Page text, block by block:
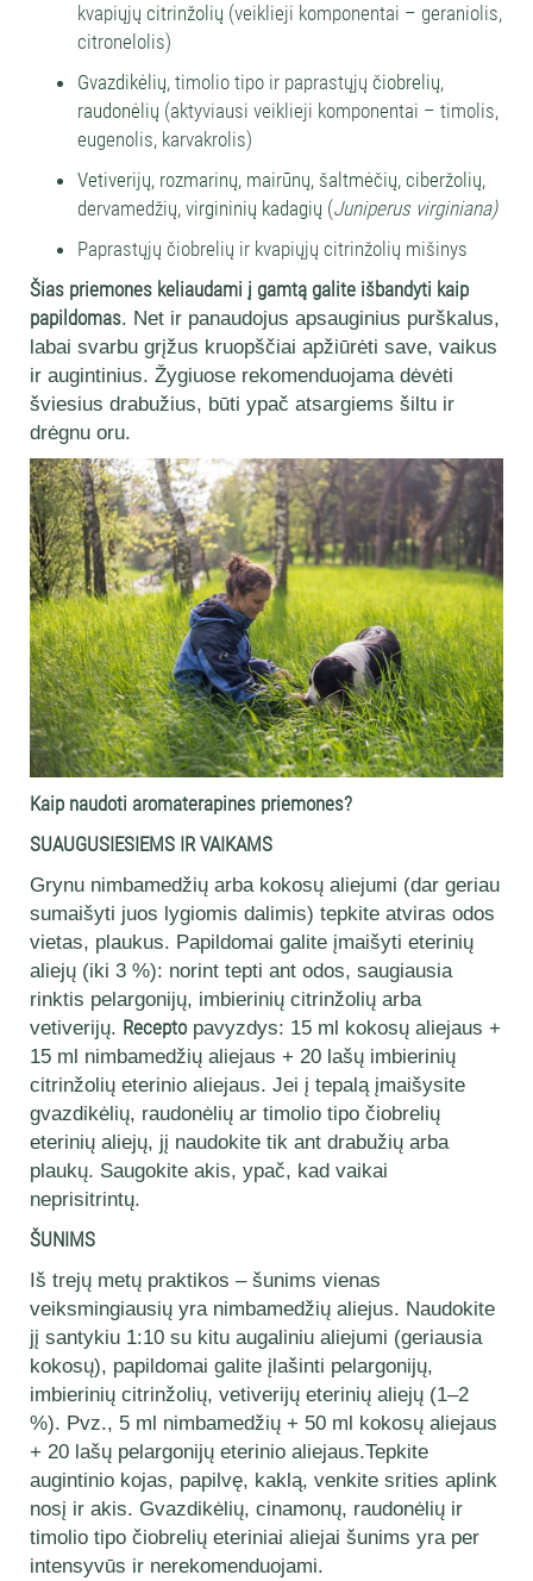
kvapiųjų citrinžolių (veiklieji komponentai – geraniolis,
citronelolis)
Gvazdikėlių, timolio tipo ir paprastųjų čiobrelių,
raudonėlių (aktyviausi veiklieji komponentai – timolis,
eugenolis, karvakrolis)
Vetiverijų, rozmarinų, mairūnų, šaltmėčių, ciberžolių,
dervamedžių, virgininių kadagių (Juniperus virginiana)
Paprastųjų čiobrelių ir kvapiųjų citrinžolių mišinys
Šias priemones keliaudami į gamtą galite išbandyti kaip
papildomas. Net ir panaudojus apsauginius purškalus,
labai svarbu grįžus kruopščiai apžiūrėti save, vaikus
ir augintinius. Žygiuose rekomenduojama dėvėti
šviesius drabužius, būti ypač atsargiems šiltu ir
drėgnu oru.
Kaip naudoti aromaterapines priemones?
SUAUGUSIESIEMS IR VAIKAMS
Grynu nimbamedžių arba kokosų aliejumi (dar geriau
sumaišyti juos lygiomis dalimis) tepkite atviras odos
vietas, plaukus. Papildomai galite įmaišyti eterinių
aliejų (iki 3 %): norint tepti ant odos, saugiausia
rinktis pelargonijų, imbierinių citrinžolių arba
vetiverijų. Receptopavyzdys: 15 ml kokosų aliejaus +
15 ml nimbamedžių aliejaus + 20 lašų imbierinių
citrinžolių eterinio aliejaus. Jei į tepalą įmaišysite
gvazdikėlių, raudonėlių ar timolio tipo čiobrelių
eterinių aliejų, jį naudokite tik ant drabužių arba
plaukų. Saugokite akis, ypač, kad vaikai
neprisitrintų.
ŠUNIMS
Iš trejų metų praktikos – šunims vienas
veiksmingiausių yra nimbamedžių aliejus. Naudokite
jį santykiu 1:10 su kitu augaliniu aliejumi (geriausia
kokosų), papildomai galite įlašinti pelargonijų,
imbierinių citrinžolių, vetiverijų eterinių aliejų (1–2
%). Pvz., 5 ml nimbamedžių + 50 ml kokosų aliejaus
+ 20 lašų pelargonijų eterinio aliejaus.Tepkite
augintinio kojas, papilvę, kaklą, venkite srities aplink
nosį ir akis. Gvazdikėlių, cinamonų, raudonėlių ir
timolio tipo čiobrelių eteriniai aliejai šunims yra per
intensyvūs ir nerekomenduojami.